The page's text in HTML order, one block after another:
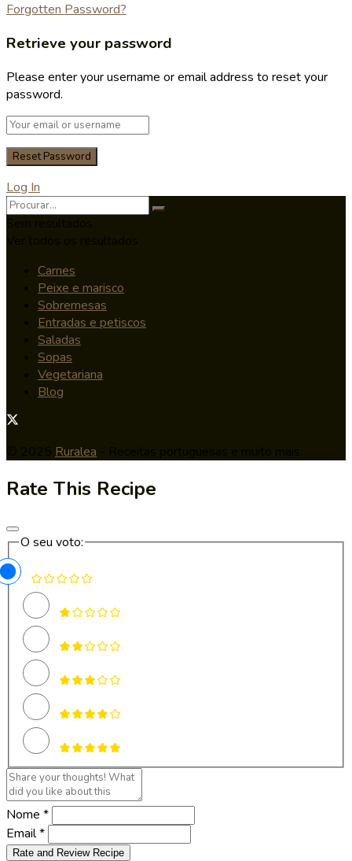
Forgotten Password?
Retrieve your password
Please enter your username or email address to reset your
password.
Log In
Carnes
Peixe e marisco
Sobremesas
Entradas e petiscos
Saladas
Sopas
Vegetariana
Blog
Ruralea
Rate This Recipe
O seu voto:
Nome *
Email *
Rate and Review Recipe